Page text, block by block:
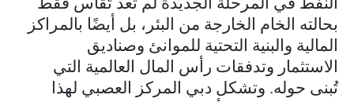
بحالته الخام الخارجة من البئر، بل أيضًا بالمراكز
المالية والبنية التحتية للموانئ وصناديق
الاستثمار وتدفقات رأس المال العالمية التي
تُبنى حوله. وتشكل دبي المركز العصبي لهذا